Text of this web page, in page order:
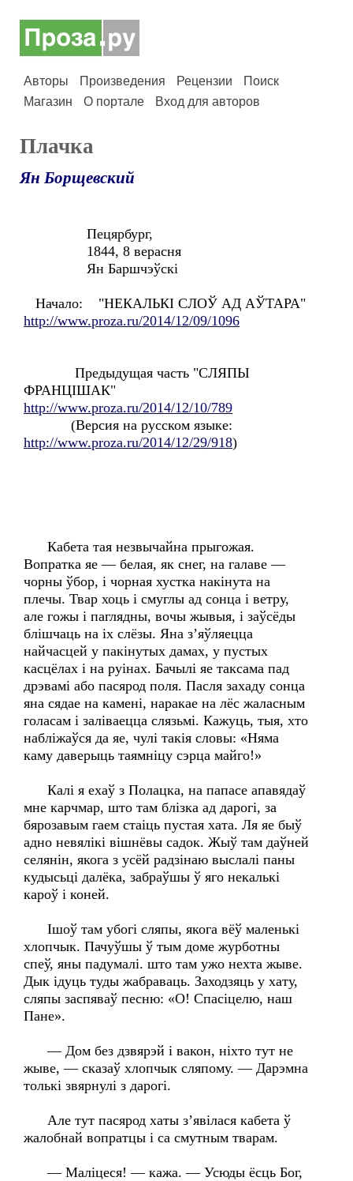
Авторы Произведения Рецензии
Поиск
Магазин
О портале Вход для авторов
Плачка
Ян Борщевский
Пецярбург,
1844, 8 верасня
Ян Баршчэўскі
Начало: "НЕКАЛЬКІ СЛОЎ АД АЎТАРА"
http://www.proza.ru/2014/12/09/1096
Предыдущая часть "СЛЯПЫ
ФРАНЦІШАК"
http://www.proza.ru/2014/12/10/789
(Версия на русском языке:
http://www.proza.ru/2014/12/29/918)
Кабета тая незвычайна прыгожая.
Вопратка яе — белая, як снег, на галаве —
чорны ўбор, і чорная хустка накінута на
плечы. Твар хоць і смуглы ад сонца і ветру,
але гожы і паглядны, вочы жывыя, і заўсёды
блішчаць на іх слёзы. Яна з’яўляецца
найчасцей у пакінутых дамах, у пустых
касцёлах і на руінах. Бачылі яе таксама пад
дрэвамі або пасярод поля. Пасля захаду сонца
яна сядае на камені, наракае на лёс жаласным
голасам і заліваецца слязьмі. Кажуць, тыя, хто
набліжаўся да яе, чулі такія словы: «Няма
каму даверыць таямніцу сэрца майго!»
Калі я ехаў з Полацка, на папасе апавядаў
мне карчмар, што там блізка ад дарогі, за
бярозавым гаем стаіць пустая хата. Ля яе быў
адно невялікі вішнёвы садок. Жыў там даўней
селянін, якога з усёй радзінаю выслалі паны
кудысьці далёка, забраўшы ў яго некалькі
кароў і коней.
Ішоў там убогі сляпы, якога вёў маленькі
хлопчык. Пачуўшы ў тым доме журботны
спеў, яны падумалі. што там ужо нехта жыве.
Дык ідуць туды жабраваць. Заходзяць у хату,
сляпы заспяваў песню: «О! Спасіцелю, наш
Пане».
— Дом без дзвярэй і вакон, ніхто тут не
жыве, — сказаў хлопчык сляпому. — Дарэмна
толькі звярнулі з дарогі.
Але тут пасярод хаты з’явілася кабета ў
жалобнай вопратцы і са смутным тварам.
— Маліцеся! — кажа. — Усюды ёсць Бог,